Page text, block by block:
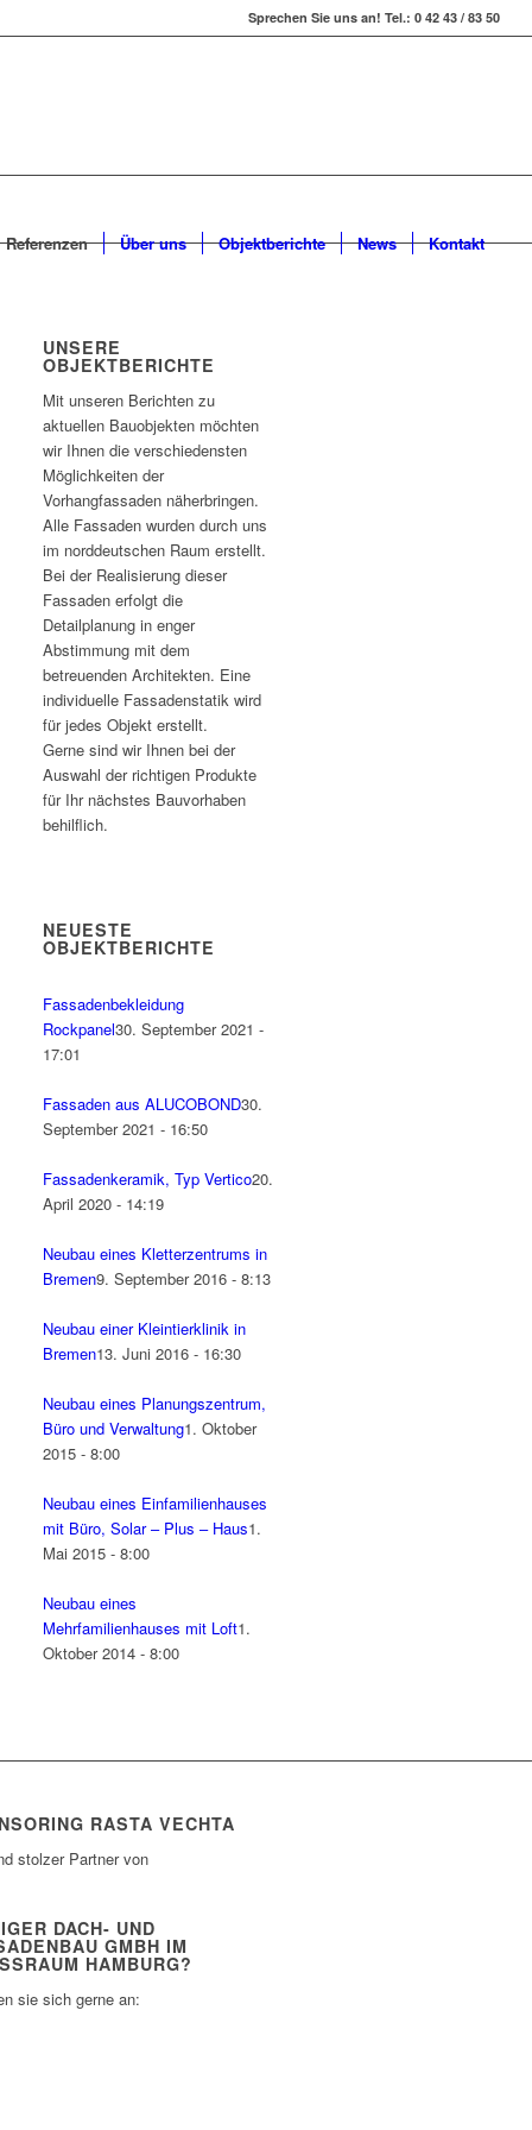
Sprechen Sie uns an! Tel.: 0 42 43 / 83 50
Referenzen Über uns Objektberichte News Kontakt
UNSERE
OBJEKTBERICHTE
Mit unseren Berichten zu
aktuellen Bauobjekten möchten
wir Ihnen die verschiedensten
Möglichkeiten der
Vorhangfassaden näherbringen.
Alle Fassaden wurden durch uns
im norddeutschen Raum erstellt.
Bei der Realisierung dieser
Fassaden erfolgt die
Detailplanung in enger
Abstimmung mit dem
betreuenden Architekten. Eine
individuelle Fassadenstatik wird
für jedes Objekt erstellt.
Gerne sind wir Ihnen bei der
Auswahl der richtigen Produkte
für Ihr nächstes Bauvorhaben
behilflich.
NEUESTE
OBJEKTBERICHTE
Fassadenbekleidung
Rockpanel30. September 2021 -
17:01
Fassaden aus ALUCOBOND30.
September 2021 - 16:50
Fassadenkeramik, Typ Vertico20.
April 2020 - 14:19
Neubau eines Kletterzentrums in
Bremen9. September 2016 - 8:13
Neubau einer Kleintierklinik in
Bremen13. Juni 2016 - 16:30
Neubau eines Planungszentrum,
Büro und Verwaltung1. Oktober
2015 - 8:00
Neubau eines Einfamilienhauses
mit Büro, Solar – Plus – Haus1.
Mai 2015 - 8:00
Neubau eines
Mehrfamilienhauses mit Loft1.
Oktober 2014 - 8:00
RASTA VECHTA
stolzer Partner von
DACH- UND
GMBH IM
HAMBURG?
sie sich gerne an: